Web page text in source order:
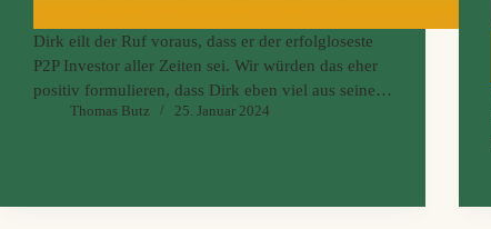
Dirk eilt der Ruf voraus, dass er der erfolgloseste
P2P Investor aller Zeiten sei. Wir würden das eher
positiv formulieren, dass Dirk eben viel aus seinen
kritischen Erfahrungen mit P2P-Krediten gelernt
Thomas Butz 25. Januar 2024